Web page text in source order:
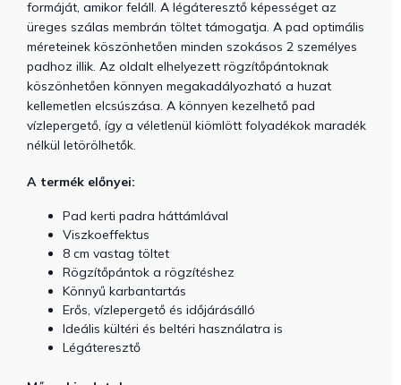
formáját, amikor feláll. A légáteresztő képességet az
üreges szálas membrán töltet támogatja. A pad optimális
méreteinek köszönhetően minden szokásos 2 személyes
padhoz illik. Az oldalt elhelyezett rögzítőpántoknak
köszönhetően könnyen megakadályozható a huzat
kellemetlen elcsúszása. A könnyen kezelhető pad
vízlepergető, így a véletlenül kiömlött folyadékok maradék
nélkül letörölhetők.
A termék előnyei:
Pad kerti padra háttámlával
Viszkoeffektus
8 cm vastag töltet
Rögzítőpántok a rögzítéshez
Könnyű karbantartás
Erős, vízlepergető és időjárásálló
Ideális kültéri és beltéri használatra is
Légáteresztő